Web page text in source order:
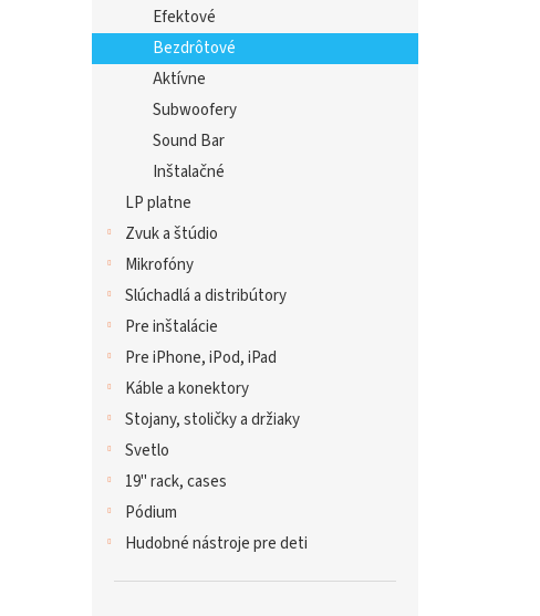
Efektové
Bezdrôtové
Aktívne
Subwoofery
Sound Bar
Inštalačné
LP platne
Zvuk a štúdio
Mikrofóny
Slúchadlá a distribútory
Pre inštalácie
Pre iPhone, iPod, iPad
Káble a konektory
Stojany, stoličky a držiaky
Svetlo
19" rack, cases
Pódium
Hudobné nástroje pre deti